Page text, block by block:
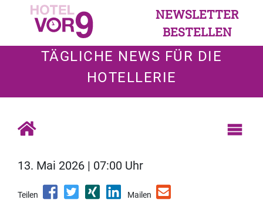
NEWSLETTER
BESTELLEN
TÄGLICHE NEWS FÜR DIE
HOTELLERIE
13. Mai 2026 | 07:00 Uhr
Teilen Mailen